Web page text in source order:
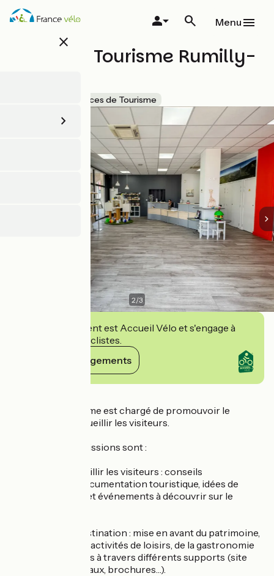
Aller
au
close
Menu
Office de Tourisme Rumilly-
Offices de Tourisme
2/3
Cet établissement est Accueil Vélo et s'engage à
accueillir des cyclistes.
Voir ses engagements
L'Office de Tourisme est chargé de promouvoir le
territoire et d’accueillir les visiteurs.
Les principales missions sont :
Informer et accueillir les visiteurs : conseils
personnalisés, documentation touristique, idées de
séjours, activités et événements à découvrir sur le
Promouvoir la destination : mise en avant du patrimoine,
des paysages, des activités de loisirs, de la gastronomie
et des événements à travers différents supports (site
web, réseaux sociaux, brochures…).